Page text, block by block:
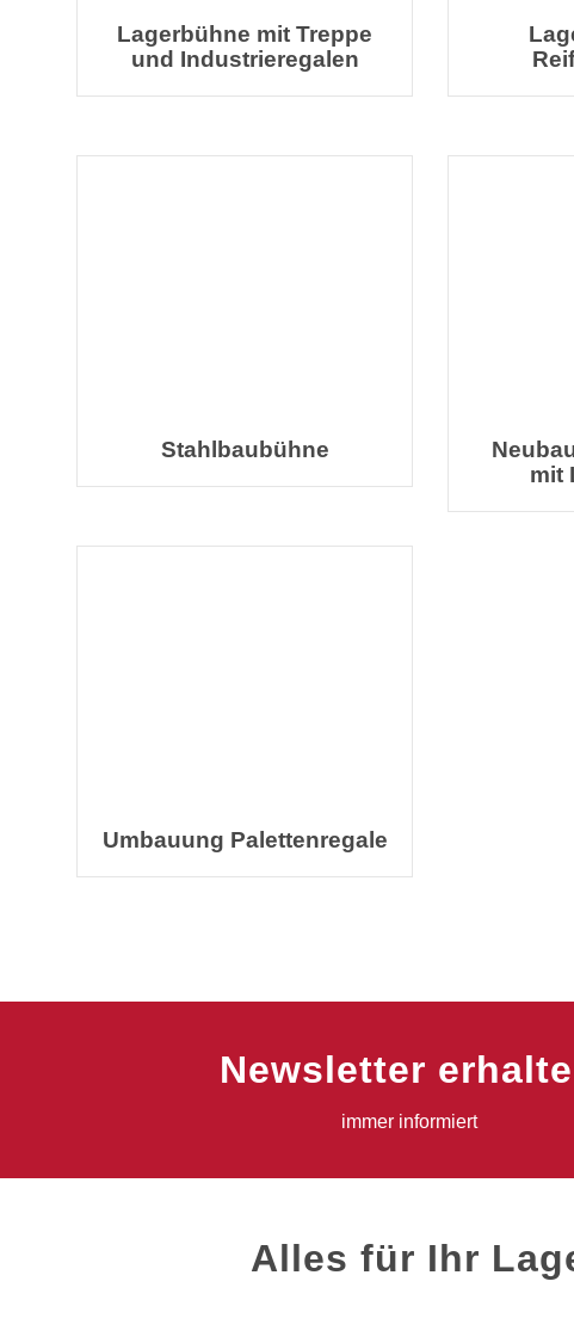
Lagerbühne mit Treppe
und Industrieregalen
Stahlbaubühne
mit
Umbauung Palettenregale
Newsletter
immer informiert
Alles für Ihr